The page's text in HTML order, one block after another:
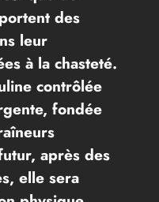
des
leur
à la chasteté.
contrôlée
fondée
après des
elle sera